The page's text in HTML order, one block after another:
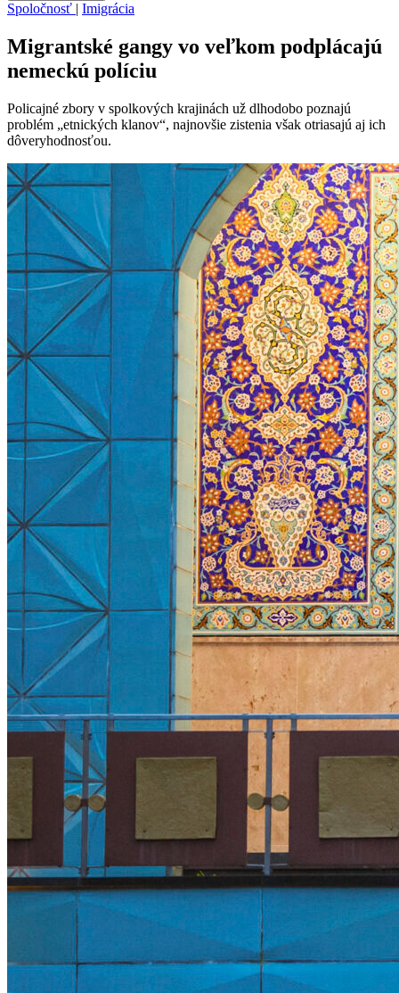
Spoločnosť | Imigrácia
Migrantské gangy vo veľkom podplácajú
nemeckú políciu
Policajné zbory v spolkových krajinách už dlhodobo poznajú
problém „etnických klanov“, najnovšie zistenia však otriasajú aj ich
dôveryhodnosťou.